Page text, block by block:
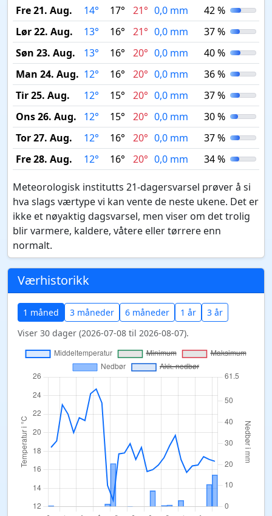
Fre 21. Aug. 14° 17° 21° 0,0 mm
42 %
Lør 22. Aug.
13° 16° 21° 0,0 mm
37 %
Søn 23. Aug.
13° 16° 20° 0,0 mm
40 %
Man 24. Aug. 12° 16° 20° 0,0 mm
36 %
Tir 25. Aug.
12° 15° 20° 0,0 mm
37 %
Ons 26. Aug.
12° 15° 20° 0,0 mm
30 %
Tor 27. Aug.
12° 16° 20° 0,0 mm
37 %
Fre 28. Aug.
12° 16° 20° 0,0 mm 34 %
Meteorologisk institutts 21-dagersvarsel prøver å si
hva slags værtype vi kan vente de neste ukene. Det er
ikke et nøyaktig dagsvarsel, men viser om det trolig
blir varmere, kaldere, våtere eller tørrere enn
normalt.
Værhistorikk
1 måned 3 måneder 6 måneder 1 år
3 år
Viser 30 dager (2026-07-08 til 2026-08-07).